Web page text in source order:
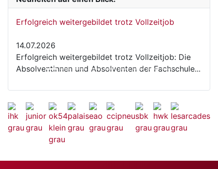
Erfolgreich weitergebildet trotz Vollzeitjob
14.07.2026
Erfolgreich weitergebildet trotz Vollzeitjob: Die
Absolventinnen und Absolventen der Fachschule...